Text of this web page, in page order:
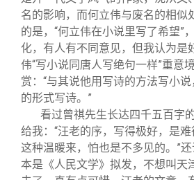
名的影响，而何立伟与废名的相似
的是，“何立伟在小说里写了希望”
化，有人有不同意见，但我认为是
伟“写小说同唐人写绝句一样”重意
赏：“与其说他用写诗的方法写小
的形式写诗。”
看过曾祺先生长达四千五百字
给我：“汪老的序，写得极好，是
这种温暖来，怕也是不多见的。”
本是《人民文学》拟发，不想叫天